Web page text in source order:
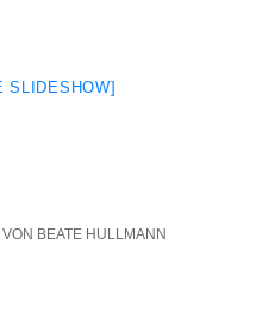
SLIDE­SHOW]
VON BEATE HULLMANN